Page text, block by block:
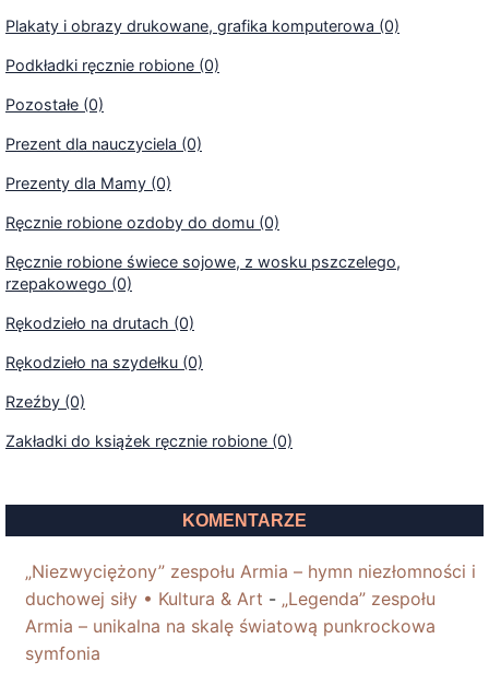
Plakaty i obrazy drukowane, grafika komputerowa (0)
Podkładki ręcznie robione (0)
Pozostałe (0)
Prezent dla nauczyciela (0)
Prezenty dla Mamy (0)
Ręcznie robione ozdoby do domu (0)
Ręcznie robione świece sojowe, z wosku pszczelego,
rzepakowego (0)
Rękodzieło na drutach (0)
Rękodzieło na szydełku (0)
Rzeźby (0)
Zakładki do książek ręcznie robione (0)
KOMENTARZE
„Niezwyciężony” zespołu Armia – hymn niezłomności i
duchowej siły • Kultura & Art - „Legenda” zespołu
Armia – unikalna na skalę światową punkrockowa
symfonia